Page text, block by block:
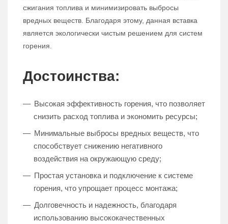
сжигания топлива и минимизировать выбросы
вредных веществ. Благодаря этому, данная вставка
является экологически чистым решением для систем
горения.
Достоинства:
Высокая эффективность горения, что позволяет
снизить расход топлива и экономить ресурсы;
Минимальные выбросы вредных веществ, что
способствует снижению негативного
воздействия на окружающую среду;
Простая установка и подключение к системе
горения, что упрощает процесс монтажа;
Долговечность и надежность, благодаря
использованию высококачественных